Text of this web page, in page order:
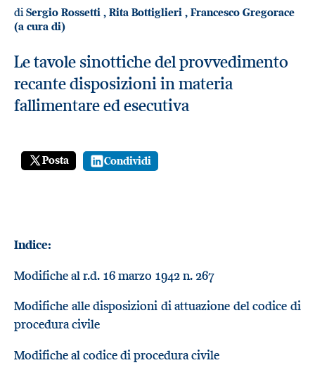
diSergio Rossetti , Rita Bottiglieri , Francesco Gregorace
(a cura di)
Le tavole sinottiche del provvedimento
recante disposizioni in materia
fallimentare ed esecutiva
Posta Condividi
Indice:
Modifiche al r.d. 16 marzo 1942 n. 267
Modifiche alle disposizioni di attuazione del codice di
procedura civile
Modifiche al codice di procedura civile